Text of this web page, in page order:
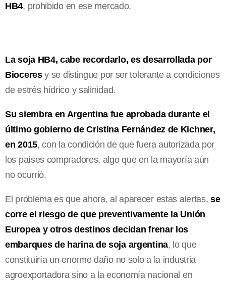
HB4, prohibido en ese mercado.
La soja HB4, cabe recordarlo, es desarrollada por
Bioceresy se distingue por ser tolerante a condiciones
de estrés hídrico y salinidad.
Su siembra en Argentina fue aprobada durante el
último gobierno de Cristina Fernández de Kichner,
en 2015, con la condición de que fuera autorizada por
los países compradores, algo que en la mayoría aún
no ocurrió.
El problema es que ahora, al aparecer estas alertas,se
corre el riesgo de que preventivamente la Unión
Europea y otros destinos decidan frenar los
embarques de harina de soja argentina, lo que
constituiría un enorme daño no solo a la industria
agroexportadora sino a la economía nacional en